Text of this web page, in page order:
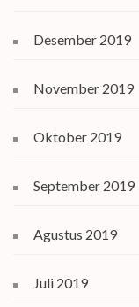
Desember 2019
November 2019
Oktober 2019
September 2019
Agustus 2019
Juli 2019